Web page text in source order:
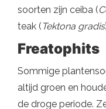
soorten zijn ceiba (
teak ( Tektona gradis
Freatophits
Sommige
altijd groen en
de droge periode.